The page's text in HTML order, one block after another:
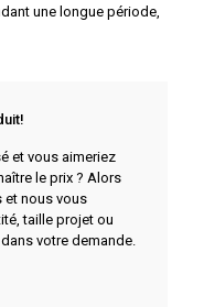
une longue période,
et vous aimeriez
le prix ? Alors
et nous vous
taille projet ou
votre demande.